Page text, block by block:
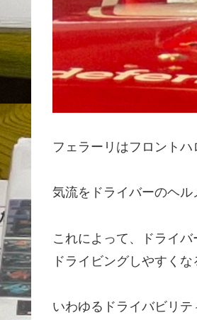
フェラーリはフロントハ
気流をドライバーのヘル
これによって、ドライ
ドライビングしやすく
いわゆるドライバビリテ